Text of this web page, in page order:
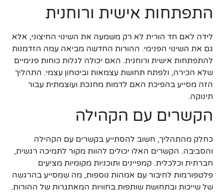
התפתחות אישית ורוחנית
לידה לאם חד הורית לא רק משמעה את השינוי החיצוני, אלא
גם את השינוי הפנימי. ההורות החדשה מביאה עמה הזדמנות
להתפתחות אישית ורוחנית. האם יכולה לגלות כוחות פנימיים
שלא הכירה, ולפתח תחושת עצמאות וביטחון עצמי. התהליך
הזה מסייע בהפיכת האם לדמות מחנכת ועוצמתית עבור
תינוקה.
הקשרים עם הקהילה
כחלק מהתהליך, חשוב להסתייע בקשרים עם הקהילה
והסביבה. הקשרים האלו יכולים להוות מקור לתמיכה רגשית,
חברתית וכלכלית. קמפיינים ותוכניות מקומיות מציעים
פלטפורמות לחיבור עם אמהות נוספות, מה שמסייע בהרגשה
של שייכות ובתחושת שותפות בחוויות המאתגרות של ההורות.